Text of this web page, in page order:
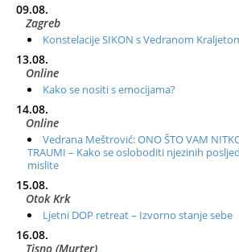
09.08.
Zagreb
Konstelacije SIKON s Vedranom
13.08.
Online
Kako se nositi s emocijama?
14.08.
Online
Vedrana Meštrović: ONO ŠTO VAM
TRAUMI – Kako se osloboditi njezinih
mislite
15.08.
Otok Krk
Ljetni DOP retreat – Izvorno stanje sebe
16.08.
Tisno (Murter)